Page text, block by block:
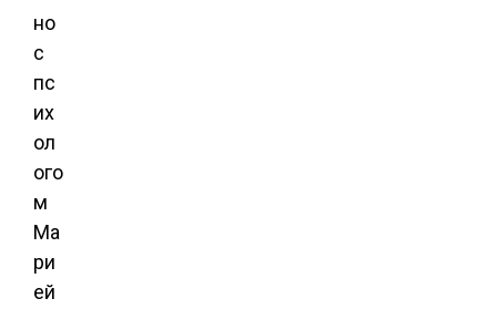
но
с
пс
их
ол
ого
м
Ма
ри
ей